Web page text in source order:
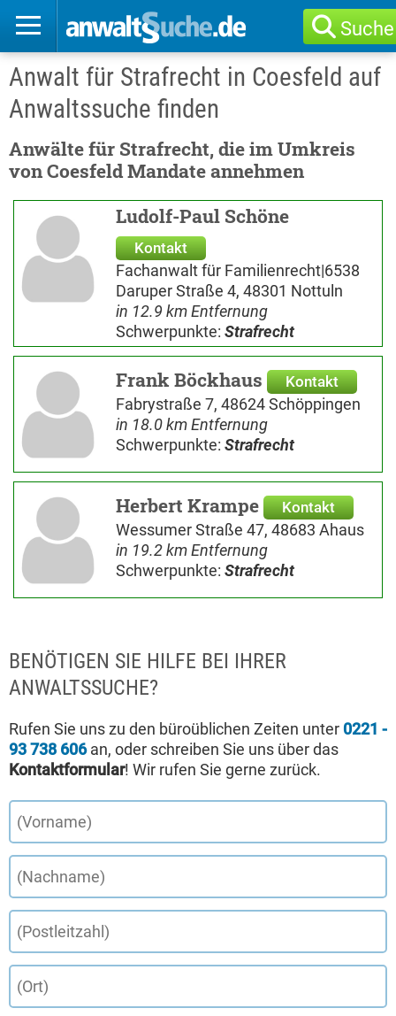
Suche
Anwalt für Strafrecht in Coesfeld auf
Anwaltssuche finden
Anwälte für Strafrecht, die im Umkreis
von Coesfeld Mandate annehmen
Ludolf-Paul Schöne
Kontakt
Fachanwalt für Familienrecht|6538
Daruper Straße 4, 48301 Nottuln
in 12.9 km Entfernung
Schwerpunkte: Strafrecht
Frank Böckhaus Kontakt
Fabrystraße 7, 48624 Schöppingen
in 18.0 km Entfernung
Schwerpunkte: Strafrecht
Herbert Krampe Kontakt
Wessumer Straße 47, 48683 Ahaus
in 19.2 km Entfernung
Schwerpunkte: Strafrecht
BENÖTIGEN SIE HILFE BEI IHRER
ANWALTSSUCHE?
Rufen Sie uns zu den büroüblichen Zeiten unter 0221 -
93 738 606an, oder schreiben Sie uns über das
Kontaktformular! Wir rufen Sie gerne zurück.